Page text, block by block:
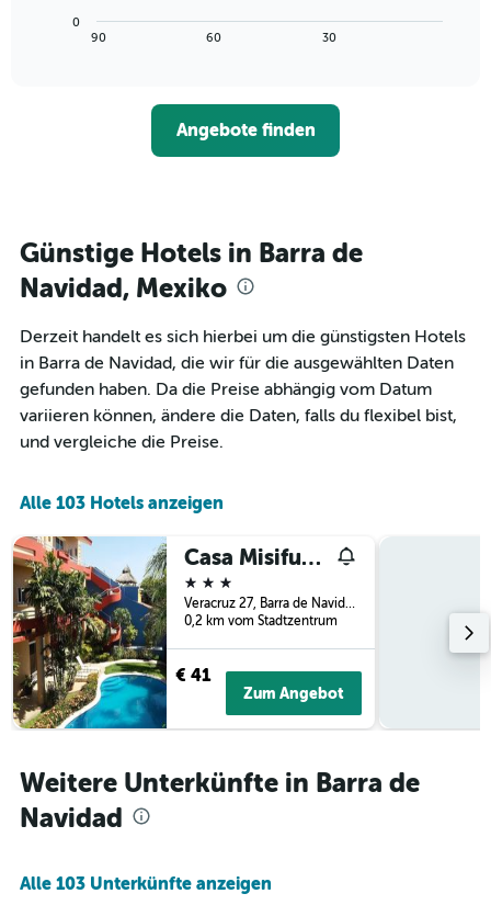
Wochentage
anzeigt.
Zimmerpreis
anzeigt.
zeigt,
näher
das
Aufenthaltsdatum
rückt.
Diagramm
hat
1
X-
die
der
Tage
vor
dem
Aufenthalt
anzeigt
Das
Diagramm
hat
1
Y-
den
durchschnittlichen
Zimmerpreis
90 60 30
0
Angebote finden
Günstige Hotels in Barra de
Navidad, Mexiko
Derzeit handelt es sich hierbei um die günstigsten Hotels
in Barra de Navidad, die wir für die ausgewählten Daten
gefunden haben. Da die Preise abhängig vom Datum
variieren können, ändere die Daten, falls du flexibel bist,
und vergleiche die Preise.
Alle 103 Hotels anzeigen
Casa Misifus Villas & Spa
3 Sterne
Veracruz 27, Barra de Navidad, Jalisco, Mexiko
0,2 km vom Stadtzentrum
€ 41
Zum Angebot
Weitere Unterkünfte in Barra de
Navidad
Alle 103 Unterkünfte anzeigen